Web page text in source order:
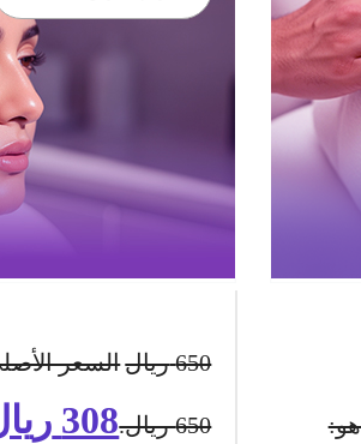
650 ريالالسعر
650 ريال. 308